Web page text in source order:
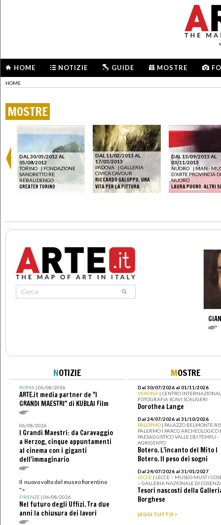
HOME NOTIZIE GUIDE MOSTRE
HOME
MOSTRE
DAL 30/05/2012 AL
05/08/2012
TORINO
| FONDAZIONE
SANDRETTO RE
REBAUDENGO
GREATER TORINO
DAL 11/02/2013 AL
17/03/2013
PADOVA
| GALLERIA
CIVICA CAVOUR
RICCARDO GALUPPO. UNA
VITA PER LA PITTURA
DAL 13/09/2013 AL
03/11/2013
NUORO
| MAN -
D'ARTE PROVINCIA DI
NUORO
LAURA PUGNO. ALTRI
NOTIZIE
ROMA| 06/08/2026
ARTE.it media partner de "I
GRANDI MAESTRI" di KUBLAI Film
06/08/2026
I Grandi Maestri: da Caravaggio
a Herzog, cinque appuntamenti
al cinema con i giganti
dell'immaginario
Il nuovo volto del museo fiorentino
">
FIRENZE| 06/08/2026
Nel futuro degli Uffizi. Tra due
anni la chiusura dei lavori
MOSTRE
Dal 30/07/2026 al 01/11/2026
VERONA | CENTRO
FOTOGRAFIA SCAVI SCALIGERI
Dorothea Lange
Dal 24/07/2026 al 31/10/2026
PALERMO | PALAZZO BELMONTE
PALERMO I PARCO ARCHEOLOGICO
PAESAGGISTICO VALLE DEI TEMPLI -
AGRIGENTO
Botero. L’incanto del Mito I
Botero. Il peso dei sogni
Dal 24/07/2026 al 31/01/2027
LECCE | LECCE – MUSEO MUST I
– GALLERIA NAZIONALE DI
Tesori nascosti della
Borghese
LEGGI TUTTO >